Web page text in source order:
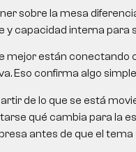
sobre la mesa
y capacidad interna para
mejor están
Eso confirma algo
de lo que se está
qué cambia para la
antes de que el tema